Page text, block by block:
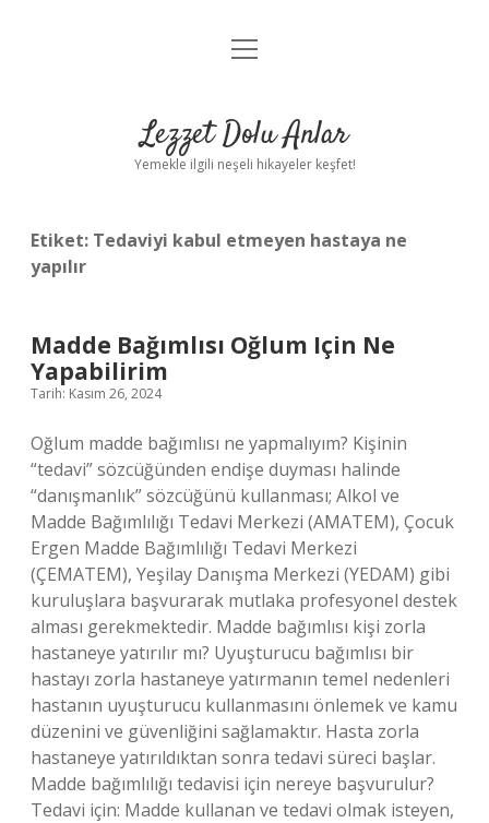
Anasayfa
Yasal Uyarı
menüyü
Lezzet Dolu Anlar
Yemekle ilgili neşeli hikayeler keşfet!
Etiket: Tedaviyi kabul etmeyen hastaya ne
yapılır
Madde Bağımlısı Oğlum Için Ne
Yapabilirim
Tarih: Kasım 26, 2024
Oğlum madde bağımlısı ne yapmalıyım? Kişinin
“tedavi” sözcüğünden endişe duyması halinde
“danışmanlık” sözcüğünü kullanması; Alkol ve
Madde Bağımlılığı Tedavi Merkezi (AMATEM), Çocuk
Ergen Madde Bağımlılığı Tedavi Merkezi
(ÇEMATEM), Yeşilay Danışma Merkezi (YEDAM) gibi
kuruluşlara başvurarak mutlaka profesyonel destek
alması gerekmektedir. Madde bağımlısı kişi zorla
hastaneye yatırılır mı? Uyuşturucu bağımlısı bir
hastayı zorla hastaneye yatırmanın temel nedenleri
hastanın uyuşturucu kullanmasını önlemek ve kamu
düzenini ve güvenliğini sağlamaktır. Hasta zorla
hastaneye yatırıldıktan sonra tedavi süreci başlar.
Madde bağımlılığı tedavisi için nereye başvurulur?
Tedavi için: Madde kullanan ve tedavi olmak isteyen,